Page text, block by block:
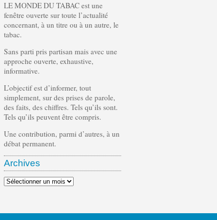
LE MONDE DU TABAC est une
fenêtre ouverte sur toute l’actualité
concernant, à un titre ou à un autre, le
tabac.
Sans parti pris partisan mais avec une
approche ouverte, exhaustive,
informative.
L’objectif est d’informer, tout
simplement, sur des prises de parole,
des faits, des chiffres. Tels qu’ils sont.
Tels qu’ils peuvent être compris.
Une contribution, parmi d’autres, à un
débat permanent.
Archives
Archives